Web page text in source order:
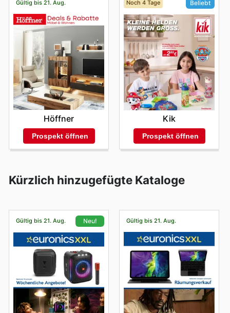
Gültig bis 21. Aug.
Höffner
Prospekt öffnen
Noch 4 Tage Beliebt
Kik
Prospekt öffnen
Kürzlich hinzugefügte Kataloge
Gültig bis 21. Aug. Neu! Gültig bis 21. Aug.